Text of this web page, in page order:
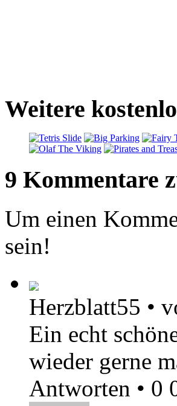
Weitere
9 Kommentare
Um einen
sein!
Herzblatt55 •
Ein echt
wieder gerne
Antworten • 0